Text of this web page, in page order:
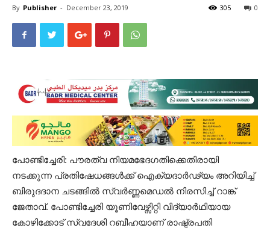
By Publisher - December 23, 2019 0
305
പോണ്ടിച്ചേരി: പൗരത്വ നിയമഭേദഗതിക്കെതിരായി
നടക്കുന്ന പ്രതിഷേധങ്ങൾക്ക് ഐക്യദാർഢ്യം അറിയിച്ച്
ബിരുദദാന ചടങ്ങിൽ സ്വർണ്ണമെഡൽ നിരസിച്ച് റാങ്ക്
ജേതാവ്. പോണ്ടിച്ചേരി യൂണിവേഴ്സിറ്റി വിദ്യാര്‍ഥിയായ
കോഴിക്കോട് സ്വദേശി റബീഹയാണ് രാഷ്ട്രപതി